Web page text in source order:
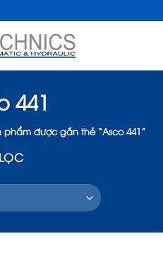
441
phẩm được gắn thẻ “Asco 441”
LỌC